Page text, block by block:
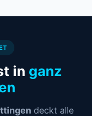
in ganz
deckt alle